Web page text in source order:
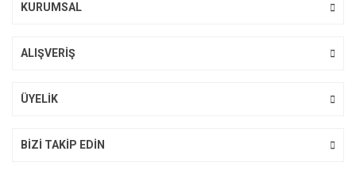
KURUMSAL
ALIŞVERİŞ
ÜYELİK
BİZİ TAKİP EDİN